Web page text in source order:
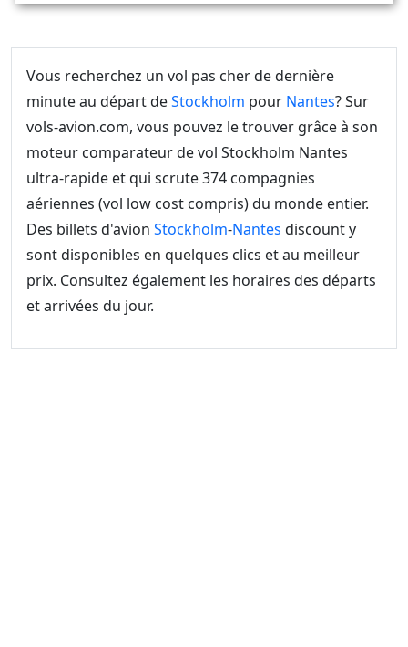
Vous recherchez un vol pas cher de dernière
minute au départ deStockholm pour Nantes? Sur
vols-avion.com, vous pouvez le trouver grâce à son
moteur comparateur de vol Stockholm Nantes
ultra-rapide et qui scrute 374 compagnies
aériennes (vol low cost compris) du monde entier.
Des billets d'avion Stockholm-Nantes discount y
sont disponibles en quelques clics et au meilleur
prix. Consultez également les horaires des départs
et arrivées du jour.